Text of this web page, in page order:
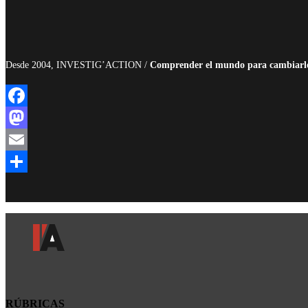
Desde 2004, INVESTIG’ACTION / Comprender el mundo para
Facebook
Mastodon
Email
RÚBRICAS